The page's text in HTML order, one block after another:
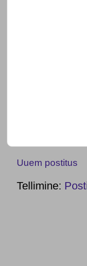
Uuem postitus
Tellimine: